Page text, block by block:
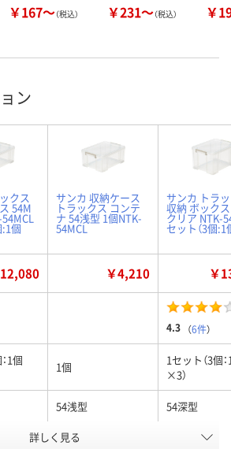
￥167～（税込） ￥231～（税込） ￥
ン
クス
54M
:1個
サンカ 収納ケース
トラックス コンテ
ナ 54浅型 1個NTK-
54MCL
サンカ トラ
収納 ボック
クリア NTK-
セット（3個:1
￥4,210 ￥
4.3 （6件）
1個
1個
1セット（3個
×3）
54浅型 54深型
U439612 U441472
詳しく見る